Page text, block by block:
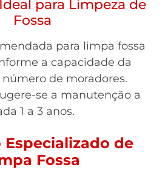
para Limpeza de
Fossa
para limpa fossa
a capacidade da
de moradores.
se a manutenção a
1 a 3 anos.
Especializado de
Fossa